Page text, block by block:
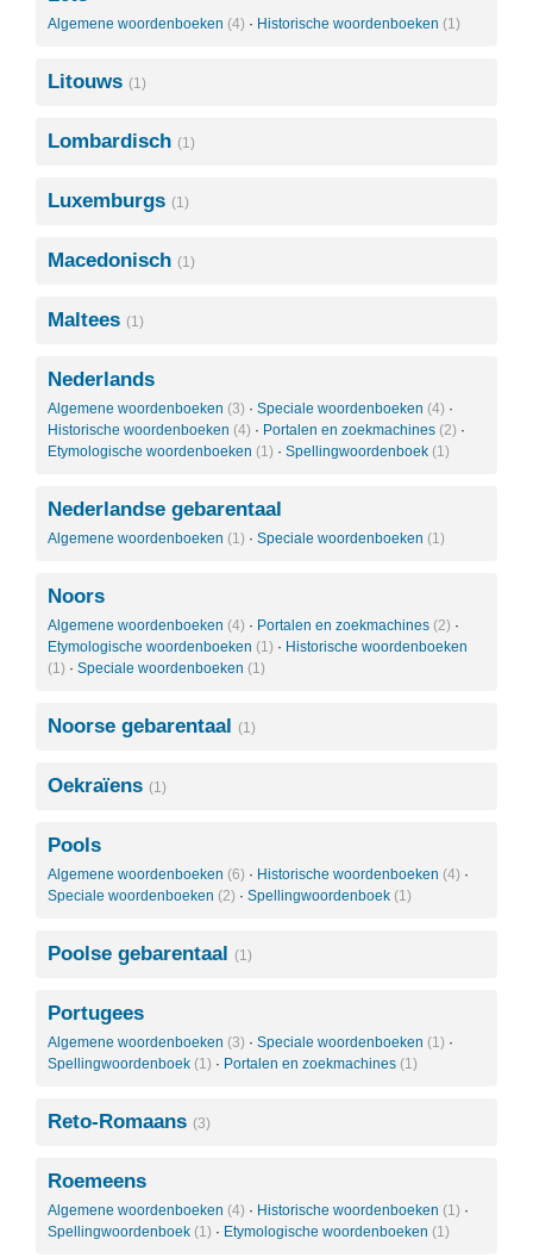
Algemene woordenboeken (4) · Historische woordenboeken (1)
Litouws (1)
Lombardisch (1)
Luxemburgs (1)
Macedonisch (1)
Maltees (1)
Nederlands
Algemene woordenboeken (3) · Speciale woordenboeken (4) ·
Historische woordenboeken (4) · Portalen en zoekmachines (2) ·
Etymologische woordenboeken (1) · Spellingwoordenboek (1)
Nederlandse gebarentaal
Algemene woordenboeken (1) · Speciale woordenboeken (1)
Noors
Algemene woordenboeken (4) · Portalen en zoekmachines (2) ·
Etymologische woordenboeken (1) · Historische woordenboeken
(1) · Speciale woordenboeken (1)
Noorse gebarentaal (1)
Oekraïens (1)
Pools
Algemene woordenboeken (6) · Historische woordenboeken (4) ·
Speciale woordenboeken (2) · Spellingwoordenboek (1)
Poolse gebarentaal (1)
Portugees
Algemene woordenboeken (3) · Speciale woordenboeken (1) ·
Spellingwoordenboek (1) · Portalen en zoekmachines (1)
Reto-Romaans (3)
Roemeens
Algemene woordenboeken (4) · Historische woordenboeken (1) ·
Spellingwoordenboek (1) · Etymologische woordenboeken (1)